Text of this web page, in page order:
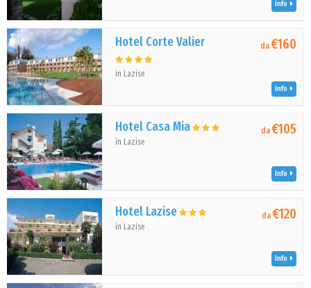
Info
Hotel Corte Valier
in Lazise
da€160
Info
Hotel Casa Mia
in Lazise
da€105
Info
Hotel Lazise
in Lazise
da€120
Info